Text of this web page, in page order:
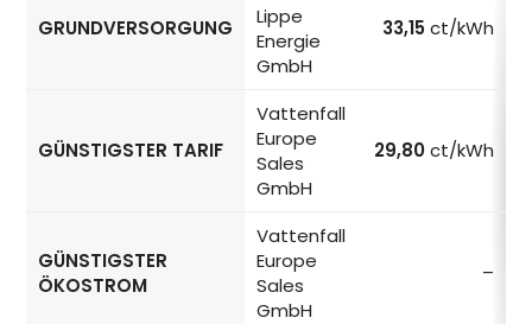
GRUNDVERSORGUNG
Lippe
Energie
GmbH
33,15ct/kWh
GÜNSTIGSTER TARIF
Vattenfall
Europe
Sales
GmbH
29,80ct/kWh
GÜNSTIGSTER
ÖKOSTROM
Vattenfall
Europe
Sales
GmbH
–